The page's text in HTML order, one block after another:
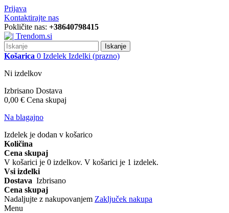
Prijava
Kontaktirajte nas
Pokličite nas: +38640798415
Iskanje
Košarica 0 Izdelek Izdelki (prazno)
Ni izdelkov
Izbrisano Dostava
0,00 € Cena skupaj
Na blagajno
Izdelek je dodan v košarico
Količina
Cena skupaj
V košarici je 0 izdelkov. V košarici je 1 izdelek.
Vsi izdelki
Dostava Izbrisano
Cena skupaj
Nadaljujte z nakupovanjem Zaključek nakupa
Menu